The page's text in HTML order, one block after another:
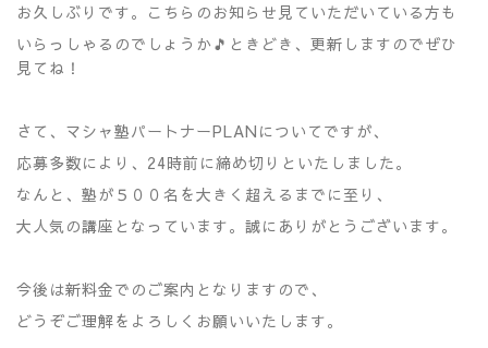
お久しぶりです。こちらのお知らせ見ていただいている方も
いらっしゃるのでしょうか🎵ときどき、更新しますのでぜひ
見てね！
さて、マシャ塾パートナーPLANについてですが、
応募多数により、24時前に締め切りといたしました。
なんと、塾が５００名を大きく超えるまでに至り、
大人気の講座となっています。誠にありがとうございます。
今後は新料金でのご案内となりますので、
どうぞご理解をよろしくお願いいたします。